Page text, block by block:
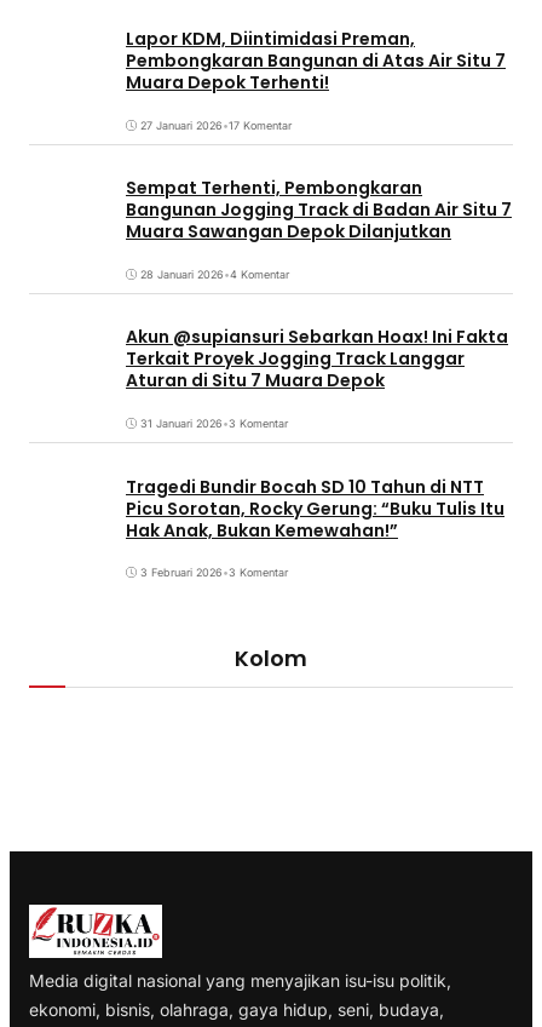
Lapor KDM, Diintimidasi Preman,
Pembongkaran Bangunan di Atas Air Situ 7
Muara Depok Terhenti!
27 Januari 2026•17 Komentar
Sempat Terhenti, Pembongkaran
Bangunan Jogging Track di Badan Air Situ 7
Muara Sawangan Depok Dilanjutkan
28 Januari 2026•4 Komentar
Akun @supiansuri Sebarkan Hoax! Ini Fakta
Terkait Proyek Jogging Track Langgar
Aturan di Situ 7 Muara Depok
31 Januari 2026•3 Komentar
Tragedi Bundir Bocah SD 10 Tahun di NTT
Picu Sorotan, Rocky Gerung: “Buku Tulis Itu
Hak Anak, Bukan Kemewahan!”
3 Februari 2026•3 Komentar
Kolom
Media digital nasional yang menyajikan isu-isu politik,
ekonomi, bisnis, olahraga, gaya hidup, seni, budaya,